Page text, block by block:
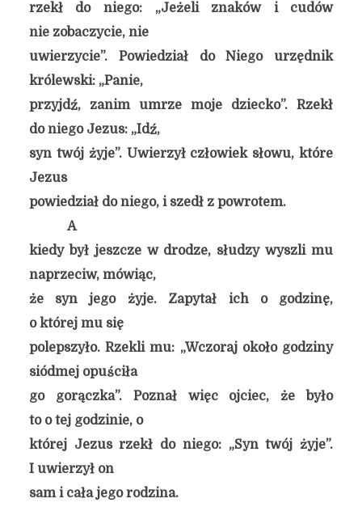
rzekł do niego: „Jeżeli znaków i cudów
nie zobaczycie, nie
uwierzycie”. Powiedział do Niego urzędnik
królewski: „Panie,
przyjdź, zanim umrze moje dziecko”. Rzekł
do niego Jezus: „Idź,
syn twój żyje”. Uwierzył człowiek słowu, które
Jezus
powiedział do niego, i szedł z powrotem.
A
kiedy był jeszcze w drodze, słudzy wyszli mu
naprzeciw, mówiąc,
że syn jego żyje. Zapytał ich o godzinę,
o której mu się
polepszyło. Rzekli mu: „Wczoraj około godziny
siódmej opuściła
go gorączka”. Poznał więc ojciec, że było
to o tej godzinie, o
której Jezus rzekł do niego: „Syn twój żyje”.
I uwierzył on
sam i cała jego rodzina.